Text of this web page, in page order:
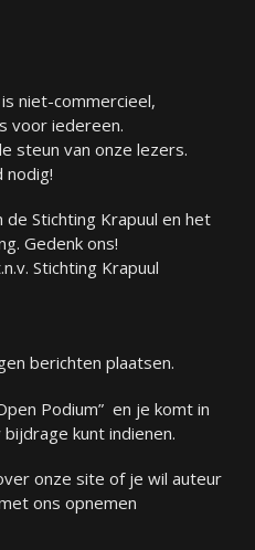
niet-commercieel,
voor iedereen.
steun van onze lezers.
nodig!
de Stichting Krapuul en het
Gedenk ons!
Stichting Krapuul
berichten plaatsen.
Podium” en je komt in
kunt indienen.
onze site of je wil auteur
ons opnemen